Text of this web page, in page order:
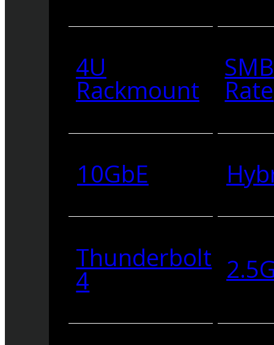
4U
Rackmount Rate
10GbE
Thunderbolt
4